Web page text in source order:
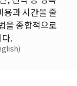
용과 시간을 줄
을 종합적으로
.